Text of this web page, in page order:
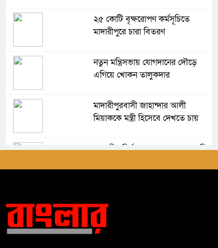
২৫ কোটি বৃক্ষরোপণ কর্মসূচিতে
মাদারীপুরে চারা বিতরণ
নতুন মন্ত্রিসভায় যোগদানের দৌড়ে
এগিয়ে খোকন তালুকদার
মাদারীপুরবাসী জাহান্দার আলী
মিয়াককে মন্ত্রী হিসেবে দেখতে চায়
আগামীর নির্বাচন সহজ হবে না-এমপি
সহায়তা প্রদান করলেন এমপি হেলেন
জেরিন